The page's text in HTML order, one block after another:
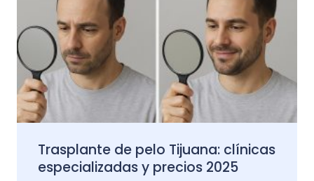
Trasplante de pelo Tijuana: clínicas
especializadas y precios 2025